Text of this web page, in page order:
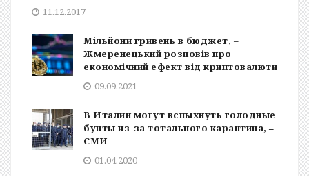
11.12.2017
Мільйони гривень в бюджет, –
Жмеренецький розповів про
економічний ефект від криптовалюти
09.09.2021
В Италии могут вспыхнуть голодные
бунты из-за тотального карантина, ‒
СМИ
01.04.2020